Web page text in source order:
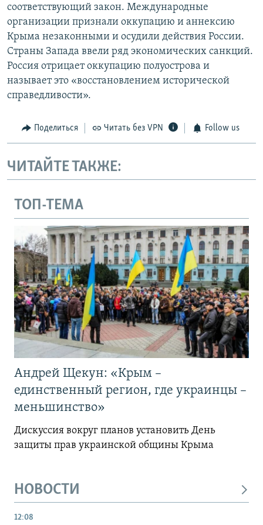
соответствующий закон. Международные
организации признали оккупацию и аннексию
Крыма незаконными и осудили действия России.
Страны Запада ввели ряд экономических санкций.
Россия отрицает оккупацию полуострова и
называет это «восстановлением исторической
справедливости».
Поделиться Читать без VPN Follow us
ЧИТАЙТЕ ТАКЖЕ:
ТОП-ТЕМА
Андрей Щекун: «Крым –
единственный регион, где украинцы –
меньшинство»
Дискуссия вокруг планов установить День
защиты прав украинской общины Крыма
НОВОСТИ
12:08